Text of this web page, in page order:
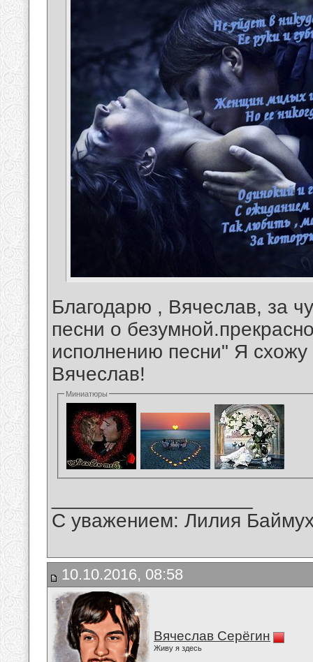
Благодарю , Вячеслав, за
песни о
исполнению песни" Я
Вячеслав!
Миниатюры
С уважением: Лилия
10.10.2016, 08:58
Вячеслав Серёгин
Живу я здесь